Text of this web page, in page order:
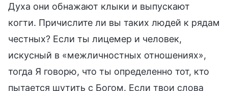
Духа они обнажают клыки и выпускают
когти. Причислите ли вы таких людей к рядам
честных? Если ты лицемер и человек,
искусный в «межличностных отношениях»,
тогда Я говорю, что ты определенно тот, кто
пытается шутить с Богом. Если твои слова